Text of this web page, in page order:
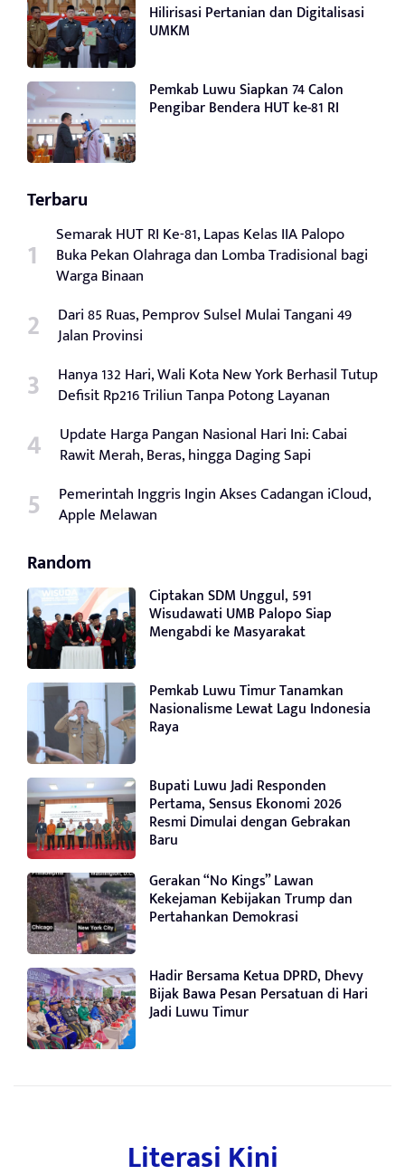
Hilirisasi Pertanian dan Digitalisasi
UMKM
Pemkab Luwu Siapkan 74 Calon
Pengibar Bendera HUT ke-81 RI
Terbaru
Semarak HUT RI Ke-81, Lapas Kelas IIA Palopo
Buka Pekan Olahraga dan Lomba Tradisional bagi
Warga Binaan
Dari 85 Ruas, Pemprov Sulsel Mulai Tangani 49
Jalan Provinsi
Hanya 132 Hari, Wali Kota New York Berhasil Tutup
Defisit Rp216 Triliun Tanpa Potong Layanan
Update Harga Pangan Nasional Hari Ini: Cabai
Rawit Merah, Beras, hingga Daging Sapi
Pemerintah Inggris Ingin Akses Cadangan iCloud,
Apple Melawan
Random
Ciptakan SDM Unggul, 591
Wisudawati UMB Palopo Siap
Mengabdi ke Masyarakat
Pemkab Luwu Timur Tanamkan
Nasionalisme Lewat Lagu Indonesia
Raya
Bupati Luwu Jadi Responden
Pertama, Sensus Ekonomi 2026
Resmi Dimulai dengan Gebrakan
Baru
Gerakan “No Kings” Lawan
Kekejaman Kebijakan Trump dan
Pertahankan Demokrasi
Hadir Bersama Ketua DPRD, Dhevy
Bijak Bawa Pesan Persatuan di Hari
Jadi Luwu Timur
Literasi Kini